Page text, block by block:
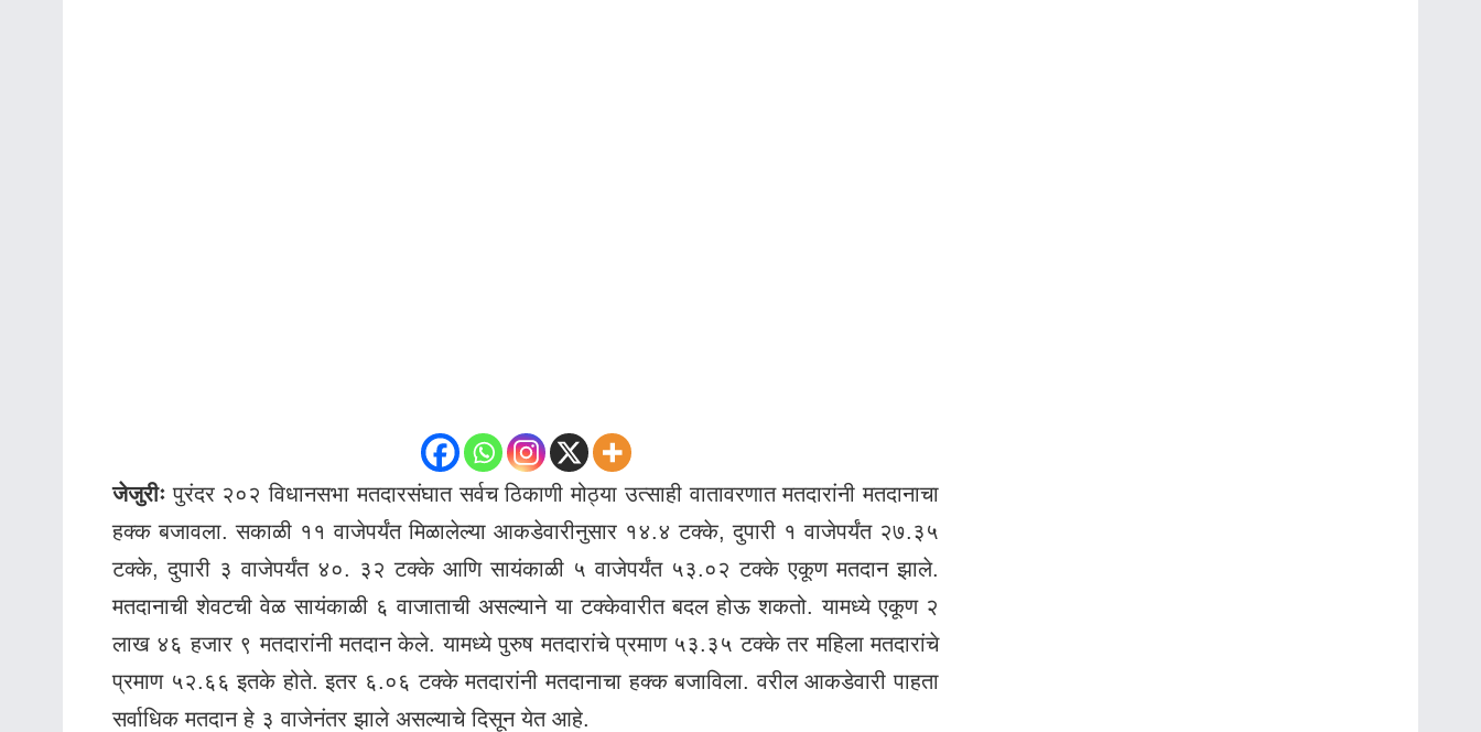
जेजुरीः पुरंदर २०२ विधानसभा मतदारसंघात सर्वच ठिकाणी मोठ्या उत्साही वातावरणात मतदारांनी मतदानाचा
हक्क बजावला. सकाळी ११ वाजेपर्यंत मिळालेल्या आकडेवारीनुसार १४.४ टक्के, दुपारी १ वाजेपर्यंत २७.३५
टक्के, दुपारी ३ वाजेपर्यंत ४०. ३२ टक्के आणि सायंकाळी ५ वाजेपर्यंत ५३.०२ टक्के एकूण मतदान झाले.
मतदानाची शेवटची वेळ सायंकाळी ६ वाजाताची असल्याने या टक्केवारीत बदल होऊ शकतो. यामध्ये एकूण २
लाख ४६ हजार ९ मतदारांनी मतदान केले. यामध्ये पुरुष मतदारांचे प्रमाण ५३.३५ टक्के तर महिला मतदारांचे
प्रमाण ५२.६६ इतके होते. इतर ६.०६ टक्के मतदारांनी मतदानाचा हक्क बजाविला. वरील आकडेवारी पाहता
सर्वाधिक मतदान हे ३ वाजेनंतर झाले असल्याचे दिसून येत आहे.